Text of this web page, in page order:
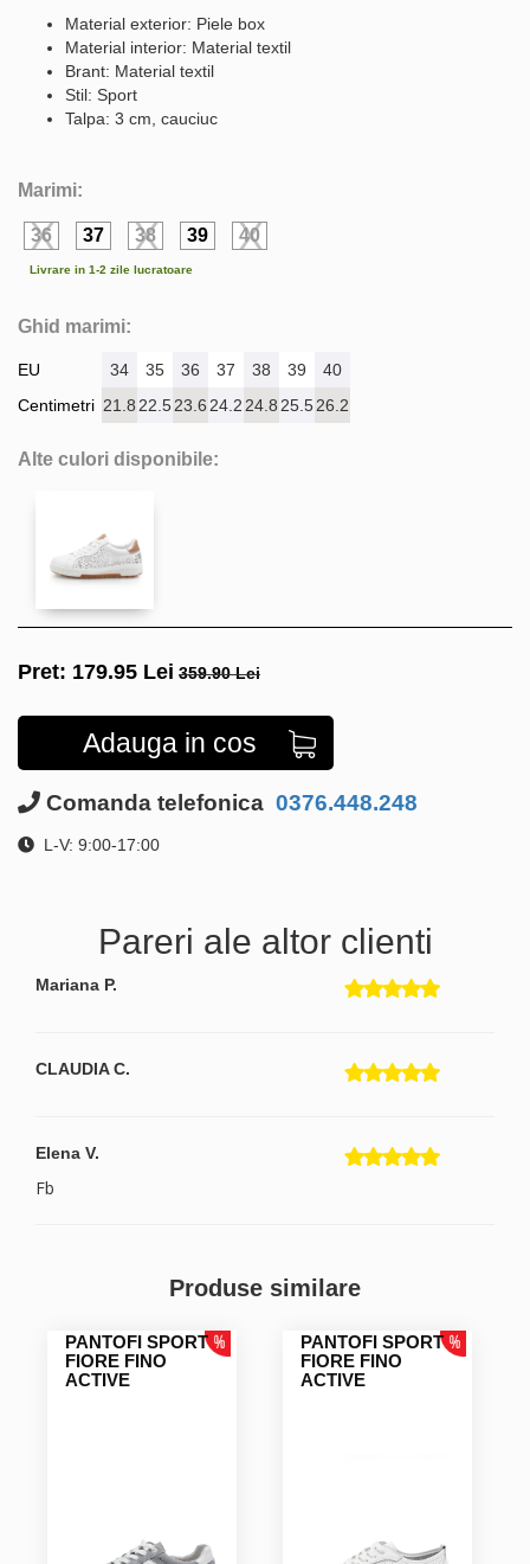
Material exterior: Piele box
Material interior: Material textil
Brant: Material textil
Stil: Sport
Talpa: 3 cm, cauciuc
Marimi:
36 37 38 39 40
Livrare in 1-2 zile lucratoare
Ghid marimi:
EU
Centimetri
34 35 36 37 38 39
40
21.8 22.523.6 24.2 24.8 25.526.2
Alte culori disponibile:
Pret: 179.95 Lei 359.90 Lei
Adauga in cos
Comanda telefonica 0376.448.248
L-V: 9:00-17:00
Pareri ale altor clienti
Mariana P.
CLAUDIA C.
Elena V.
Fb
Foarte mulțumită!
Maya S.
Produse similare
PANTOFI SPORT
FIORE FINO
ACTIVE
PANTOFI SPORT
FIORE FINO
ACTIVE